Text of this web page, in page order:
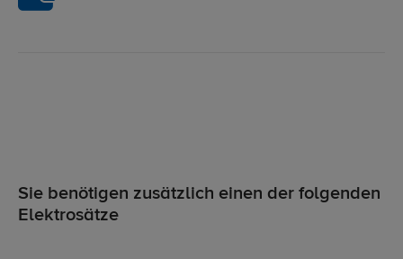
Sie benötigen zusätzlich einen der folgenden
Elektrosätze